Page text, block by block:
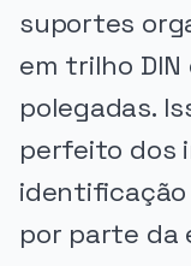
suportes
em trilho
polegadas.
perfeito dos
identificação
por parte da